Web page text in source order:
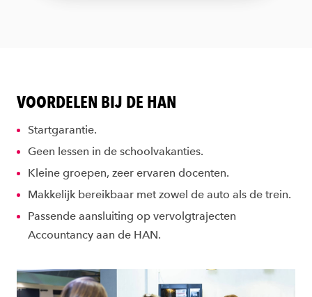
VOORDELEN BIJ DE HAN
Startgarantie.
Geen lessen in de schoolvakanties.
Kleine groepen, zeer ervaren docenten.
Makkelijk bereikbaar met zowel de auto als de trein.
Passende aansluiting op vervolgtrajecten
Accountancy aan de HAN.